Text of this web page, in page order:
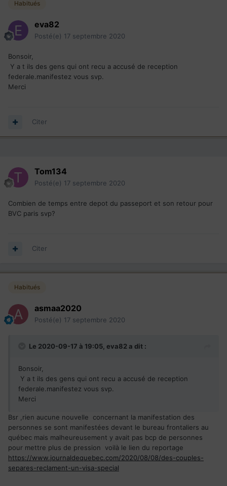
Habitués
eva82
Posté(e) 17 septembre 2020
Bonsoir,
Y a t ils des gens qui ont recu a accusé de reception
federale.manifestez vous svp.
Merci
Citer
Tom134
Posté(e) 17 septembre 2020
Combien de temps entre depot du passeport et son retour pour
BVC paris svp?
Citer
Habitués
asmaa2020
Posté(e) 17 septembre 2020
Le 2020-09-17 à 19:05, eva82a dit :
Bonsoir,
Y a t ils des gens qui ont recu a accusé de reception
federale.manifestez vous svp.
Merci
Bsr ,rien aucune nouvelle concernant la manifestation des
personnes se sont manifestées devant le bureau frontaliers au
québec mais malheureusement y avait pas bcp de personnes
pour mettre plus de pression voilà le lien du reportage
https://www.journaldequebec.com/2020/08/08/des-couples-
separes-reclament-un-visa-special